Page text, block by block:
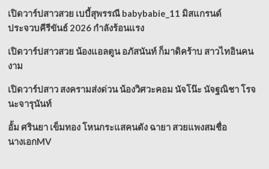
เปิดวาร์ปสาวสวย เบบี้สุพรรณี babybabie_11 มิสแกรนด์
ประจวบคีรีขันธ์ 2026 กำลังร้อนแรง
เปิดวาร์ปสาวสวย น้องแอลตูน อภัสนันท์ ก็มาดิคร้าบ สาวไทอินคน
งาม
เปิดวาร์ปสาว สงครามส่งด่วน น้องวิศวะคอม นัจโน๊ะ นัจฐณิชา โรจ
นะจารุนันท์
อั้ม ศรินยา เข็มทอง โหนกระแสคนดัง ฉายา สวยแพงสมชื่อ
นางเอกMV